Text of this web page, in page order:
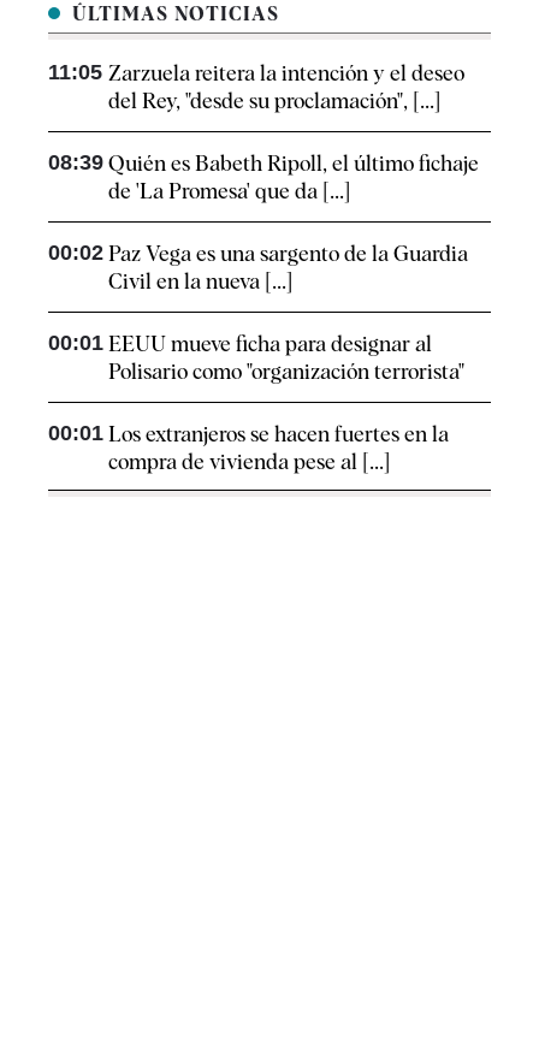
ÚLTIMAS NOTICIAS
11:05 Zarzuela reitera la intención y el deseo
del Rey, "desde su proclamación", [...]
08:39 Quién es Babeth Ripoll, el último fichaje
de 'La Promesa' que da [...]
00:02 Paz Vega es una sargento de la Guardia
Civil en la nueva [...]
00:01 EEUU mueve ficha para designar al
Polisario como "organización terrorista"
00:01 Los extranjeros se hacen fuertes en la
compra de vivienda pese al [...]